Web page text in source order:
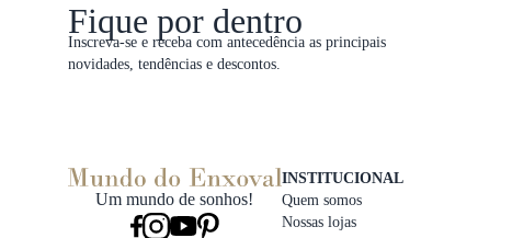
Fique por dentro
Inscreva-se e receba com antecedência as principais
novidades, tendências e descontos.
Um mundo de sonhos!
INSTITUCIONAL
Quem somos
Nossas lojas